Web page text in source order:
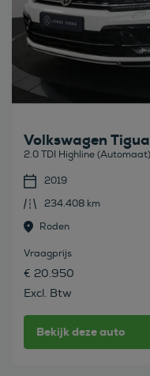
Volkswagen
2.0 TDI Highline
2019
234.408 km
Roden
Vraagprijs
€ 20.950
Excl. Btw
Bekijk deze auto